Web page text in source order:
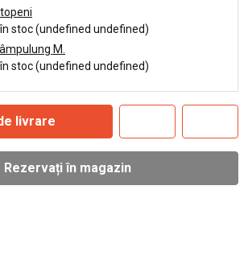
stoc (undefined undefined)
M.
stoc (undefined undefined)
livrare
Rezervați în magazin